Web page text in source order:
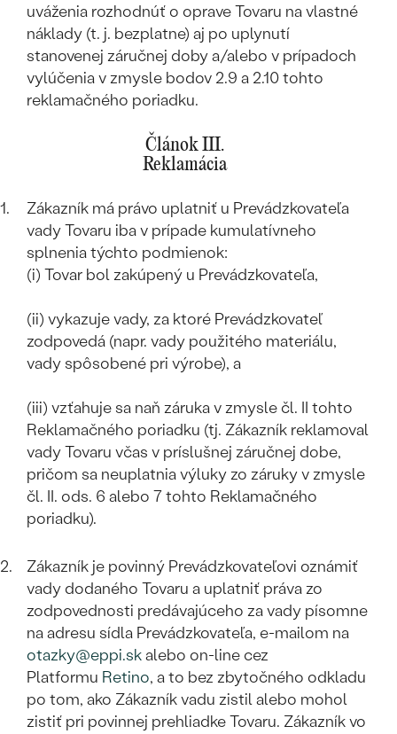
uváženia rozhodnúť o oprave Tovaru na vlastné
náklady (t. j. bezplatne) aj po uplynutí
stanovenej záručnej doby a/alebo v prípadoch
vylúčenia v zmysle bodov 2.9 a 2.10 tohto
reklamačného poriadku.
Článok III.
Reklamácia
Zákazník má právo uplatniť u Prevádzkovateľa
vady Tovaru iba v prípade kumulatívneho
splnenia týchto podmienok:
(i) Tovar bol zakúpený u Prevádzkovateľa,
(ii) vykazuje vady, za ktoré Prevádzkovateľ
zodpovedá (napr. vady použitého materiálu,
vady spôsobené pri výrobe), a
(iii) vzťahuje sa naň záruka v zmysle čl. II tohto
Reklamačného poriadku (tj. Zákazník reklamoval
vady Tovaru včas v príslušnej záručnej dobe,
pričom sa neuplatnia výluky zo záruky v zmysle
čl. II. ods. 6 alebo 7 tohto Reklamačného
poriadku).
Zákazník je povinný Prevádzkovateľovi oznámiť
vady dodaného Tovaru a uplatniť práva zo
zodpovednosti predávajúceho za vady písomne
na adresu sídla Prevádzkovateľa, e-mailom na
otazky@eppi.skalebo on-line cez
Platformu Retino, a to bez zbytočného odkladu
po tom, ako Zákazník vadu zistil alebo mohol
zistiť pri povinnej prehliadke Tovaru. Zákazník vo